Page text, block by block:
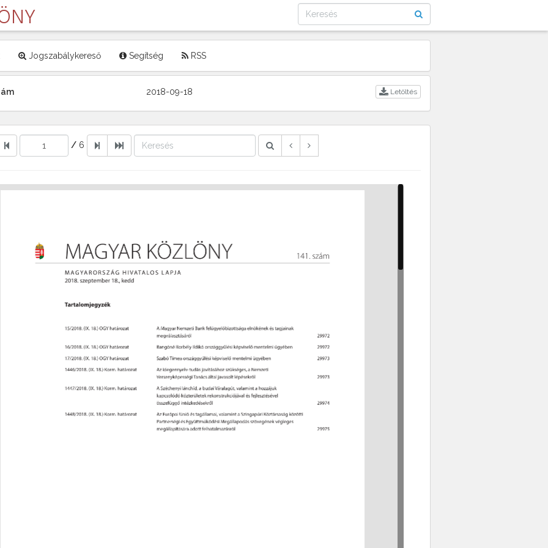
Jogszabálykereső Segítség RSS
2018-09-18 Letöltés
/ 6